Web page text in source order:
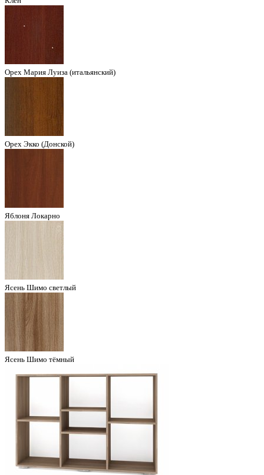
Орех Мария Луиза (итальянский)
Орех Экко (Донской)
Яблоня Локарно
Ясень Шимо светлый
Ясень Шимо тёмный